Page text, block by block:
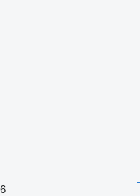
6